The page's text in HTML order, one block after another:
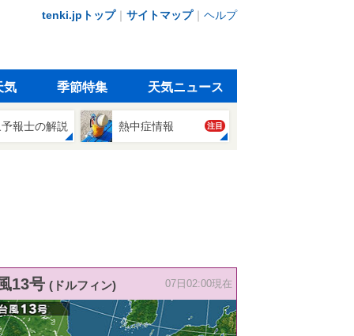
tenki.jpトップ｜ サイトマップ｜ ヘルプ
気 季節特集 天気ニュース
報士の解説 熱中症情報 注目
13号 (ドルフィン) 07日02:00現在